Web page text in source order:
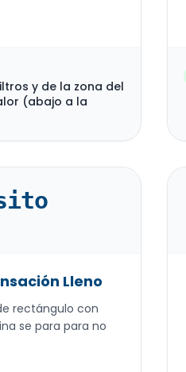
y de la zona del
(abajo a la
Lleno
rectángulo con
se para para no